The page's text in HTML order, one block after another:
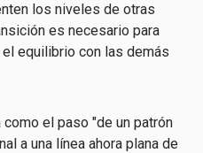
los niveles de otras
es necesario para
equilibrio con las demás
el paso "de un patrón
a una línea ahora plana de